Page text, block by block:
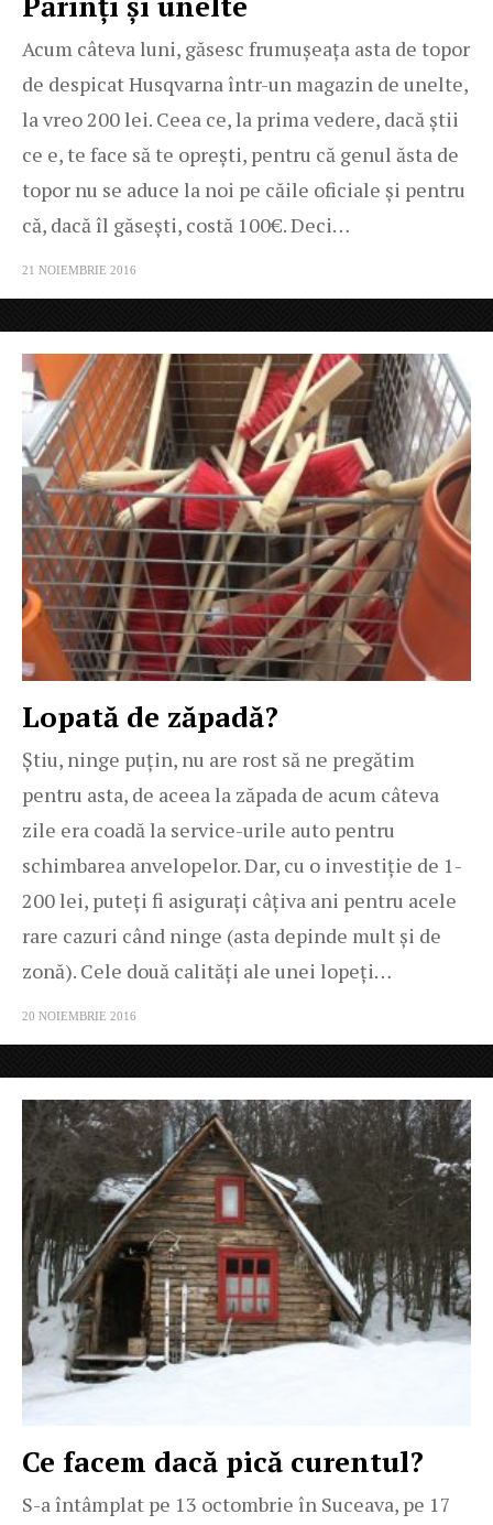
Acum câteva luni, găsesc frumușeața asta de topor
de despicat Husqvarna într-un magazin de unelte,
la vreo 200 lei. Ceea ce, la prima vedere, dacă știi
ce e, te face să te oprești, pentru că genul ăsta de
topor nu se aduce la noi pe căile oficiale și pentru
că, dacă îl găsești, costă 100€. Deci…
21 NOIEMBRIE 2016
Lopată de zăpadă?
Știu, ninge puțin, nu are rost să ne pregătim
pentru asta, de aceea la zăpada de acum câteva
zile era coadă la service-urile auto pentru
schimbarea anvelopelor. Dar, cu o investiție de 1-
200 lei, puteți fi asigurați câțiva ani pentru acele
rare cazuri când ninge (asta depinde mult și de
zonă). Cele două calități ale unei lopeți…
20 NOIEMBRIE 2016
Ce facem dacă pică curentul?
S-a întâmplat pe 13 octombrie în Suceava, pe 17